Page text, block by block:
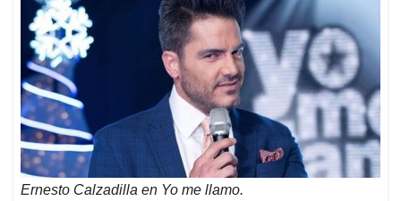
Ernesto Calzadilla en Yo me llamo.